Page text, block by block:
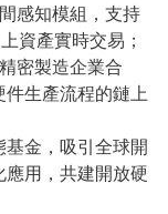
感知模組，支持
資產實時交易；
密製造企業合
生產流程的鏈上
金，吸引全球開
用，共建開放硬